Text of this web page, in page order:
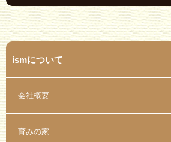
ismについて
会社概要
育みの家